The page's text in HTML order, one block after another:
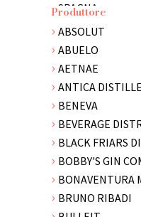
SPAGNA
STATI UNITI
SVEZIA
TRINIDAD E
VENEZUELA
Produttore
ABSOLUT
ABUELO
AETNAE
ANTICA
BENEVA
BEVERAGE
BLACK FRIARS
BOBBY'S GIN
BONAVENTURA
BRUNO RIBADI